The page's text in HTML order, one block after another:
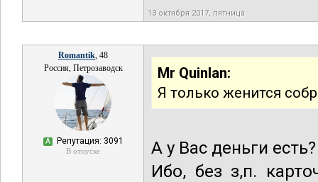
13 октября 2017, пятница
Romantik, 48
Россия, Петрозаводск
А Репутация: 3091
В отпуске
Mr Quinlan:
Я только женится
А у Вас деньги есть?
Ибо, без з,п.